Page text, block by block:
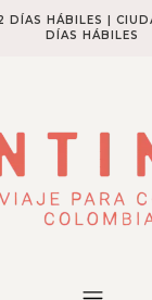
DÍAS HÁBILES |
DÍAS HÁBILES​